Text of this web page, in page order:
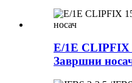
E/1E CLIPFIX
Завршни